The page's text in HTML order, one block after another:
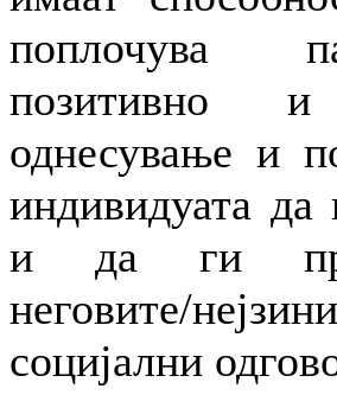
поплочува
позитивно и
однесување и
индивидуата да
и да ги
неговите/
социјални